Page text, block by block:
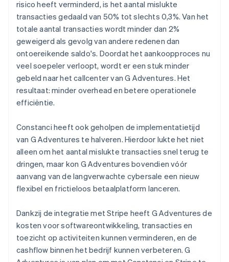
risico heeft verminderd, is het aantal mislukte
transacties gedaald van 50% tot slechts 0,3%. Van het
totale aantal transacties wordt minder dan 2%
geweigerd als gevolg van andere redenen dan
ontoereikende saldo's. Doordat het aankoopproces nu
veel soepeler verloopt, wordt er een stuk minder
gebeld naar het callcenter van G Adventures. Het
resultaat: minder overhead en betere operationele
efficiëntie.
Constanci heeft ook geholpen de implementatietijd
van G Adventures te halveren. Hierdoor lukte het niet
alleen om het aantal mislukte transacties snel terug te
dringen, maar kon G Adventures bovendien vóór
aanvang van de langverwachte cybersale een nieuw
flexibel en frictieloos betaalplatform lanceren.
Dankzij de integratie met Stripe heeft G Adventures de
kosten voor softwareontwikkeling, transacties en
toezicht op activiteiten kunnen verminderen, en de
cashflow binnen het bedrijf kunnen verbeteren. G